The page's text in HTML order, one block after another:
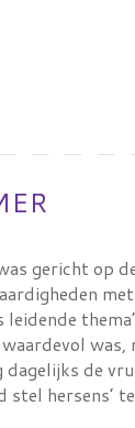
gericht op
was,
de
stel hersens’